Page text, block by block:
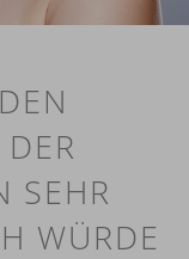
SEHR
WÜRDE